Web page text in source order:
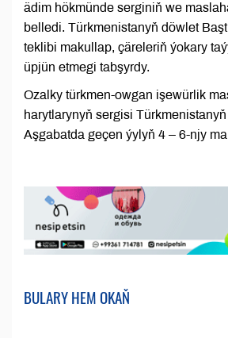
ädim hökmünde serginiň we
belledi. Türkmenistanyň döwlet
teklibi makullap, çäreleriň ýokary
üpjün etmegi tabşyrdy.
Ozalky türkmen-owgan işewürlik
harytlarynyň sergisi
Aşgabatda geçen ýylyň 4 – 6-njy
BULARY HEM OKAŇ